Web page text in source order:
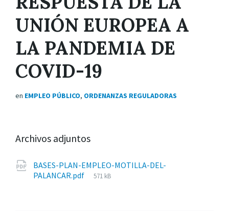
UNIÓN EUROPEA A
LA PANDEMIA DE
COVID-19
en EMPLEO PÚBLICO, ORDENANZAS REGULADORAS
Archivos adjuntos
BASES-PLAN-EMPLEO-MOTILLA-DEL-
PALANCAR.pdf
Tamaño
571 kB